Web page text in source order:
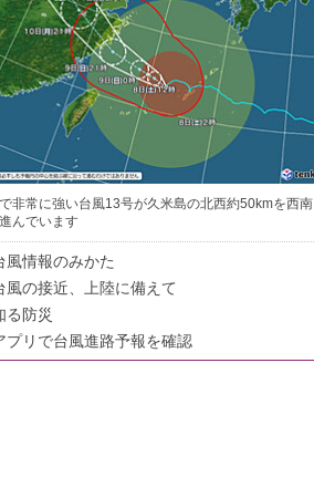
非常に強い台風13号が久米島の北西約50kmを西南
んでいます
風情報のみかた
風の接近、上陸に備えて
る防災
プリで台風進路予報を確認